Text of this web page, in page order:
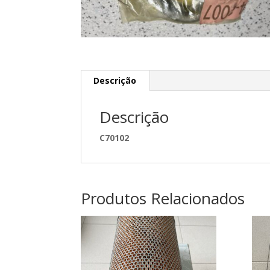
Descrição
Descrição
C70102
Produtos Relacionados